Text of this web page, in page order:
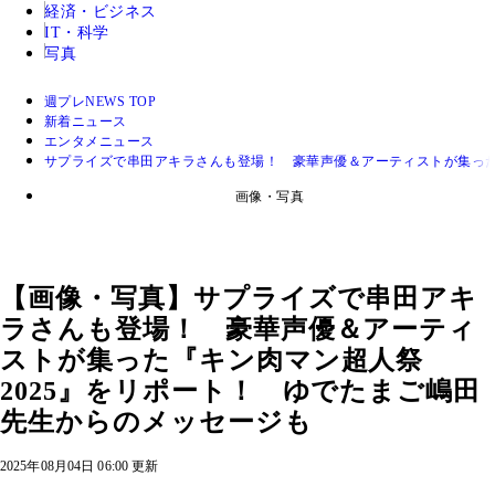
経済・ビジネス
IT・科学
写真
週プレNEWS TOP
新着ニュース
エンタメニュース
サプライズで串田アキラさんも登場！ 豪華声優＆アーティストが集
画像・写真
【画像・写真】サプライズで串田アキ
ラさんも登場！ 豪華声優＆アーティ
ストが集った『キン肉マン超人祭
2025』をリポート！ ゆでたまご嶋田
先生からのメッセージも
2025年08月04日 06:00 更新